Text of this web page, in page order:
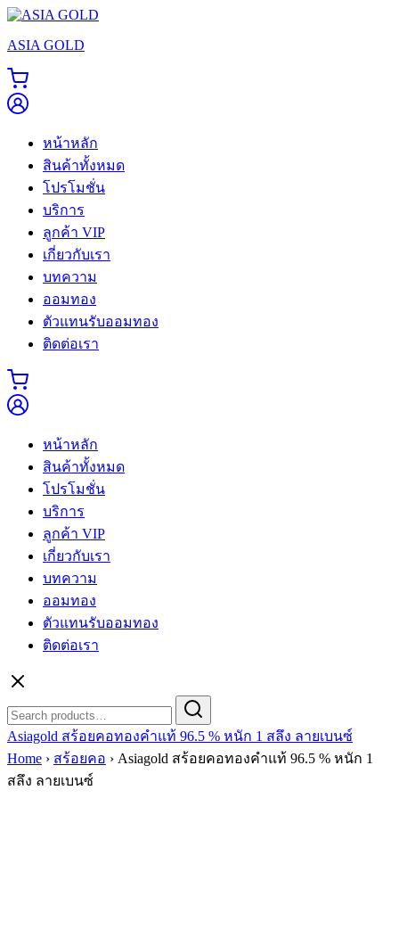
Skip
content
ASIA GOLD
หน้าหลัก
สินค้าทั้งหมด
โปรโมชั่น
บริการ
ลูกค้า VIP
เกี่ยวกับเรา
บทความ
ออมทอง
ตัวแทนรับออมทอง
ติดต่อเรา
หน้าหลัก
สินค้าทั้งหมด
โปรโมชั่น
บริการ
ลูกค้า VIP
เกี่ยวกับเรา
บทความ
ออมทอง
ตัวแทนรับออมทอง
ติดต่อเรา
for:
Asiagold สร้อยคอทองคำแท้ 96.5 % หนัก 1 สลึง ลายเบนซ์
Home › สร้อยคอ › Asiagold สร้อยคอทองคำแท้ 96.5 % หนัก 1
สลึง ลายเบนซ์